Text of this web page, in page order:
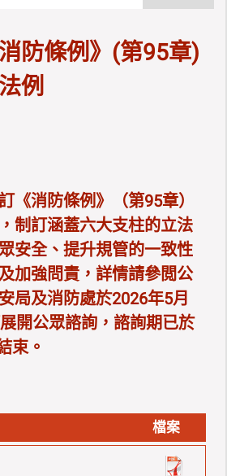
防條例》(第95章)
例
《消防條例》（第95章）
制訂涵蓋六大支柱的立法
安全、提升規管的一致性
加強問責，詳情請參閲公
局及消防處於2026年5月
開公眾諮詢，諮詢期已於
束。
檔案